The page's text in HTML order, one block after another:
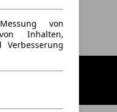
von
Inhalten,